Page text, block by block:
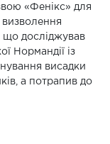
«Фенікс» для
визволення
що досліджував
Нормандії із
висадки
а потрапив до